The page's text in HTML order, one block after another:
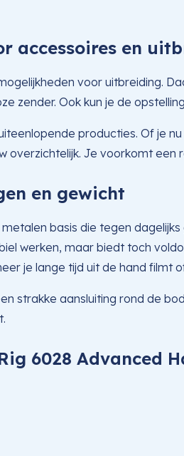
accessoires en
voor uitbreiding.
zender. Ook kun je de
producties. Of je
overzichtelijk. Je voorkomt
en gewicht
basis die tegen
werken, maar biedt toch
je lange tijd uit de hand filmt
strakke aansluiting rond de
6028 Advanced